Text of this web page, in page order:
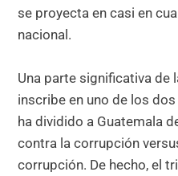
se proyecta en casi en
nacional.
Una parte significativa de
inscribe en uno de los
ha dividido a Guatemala
contra la corrupción
corrupción. De hecho, el